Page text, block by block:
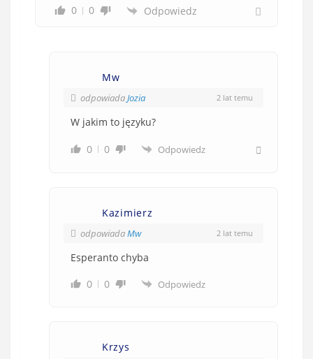
0 0 Odpowiedz
Mw
odpowiadaJozia 2 lat temu
W jakim to języku?
0 0 Odpowiedz
Kazimierz
odpowiadaMw 2 lat temu
Esperanto chyba
0
0 Odpowiedz
Krzys